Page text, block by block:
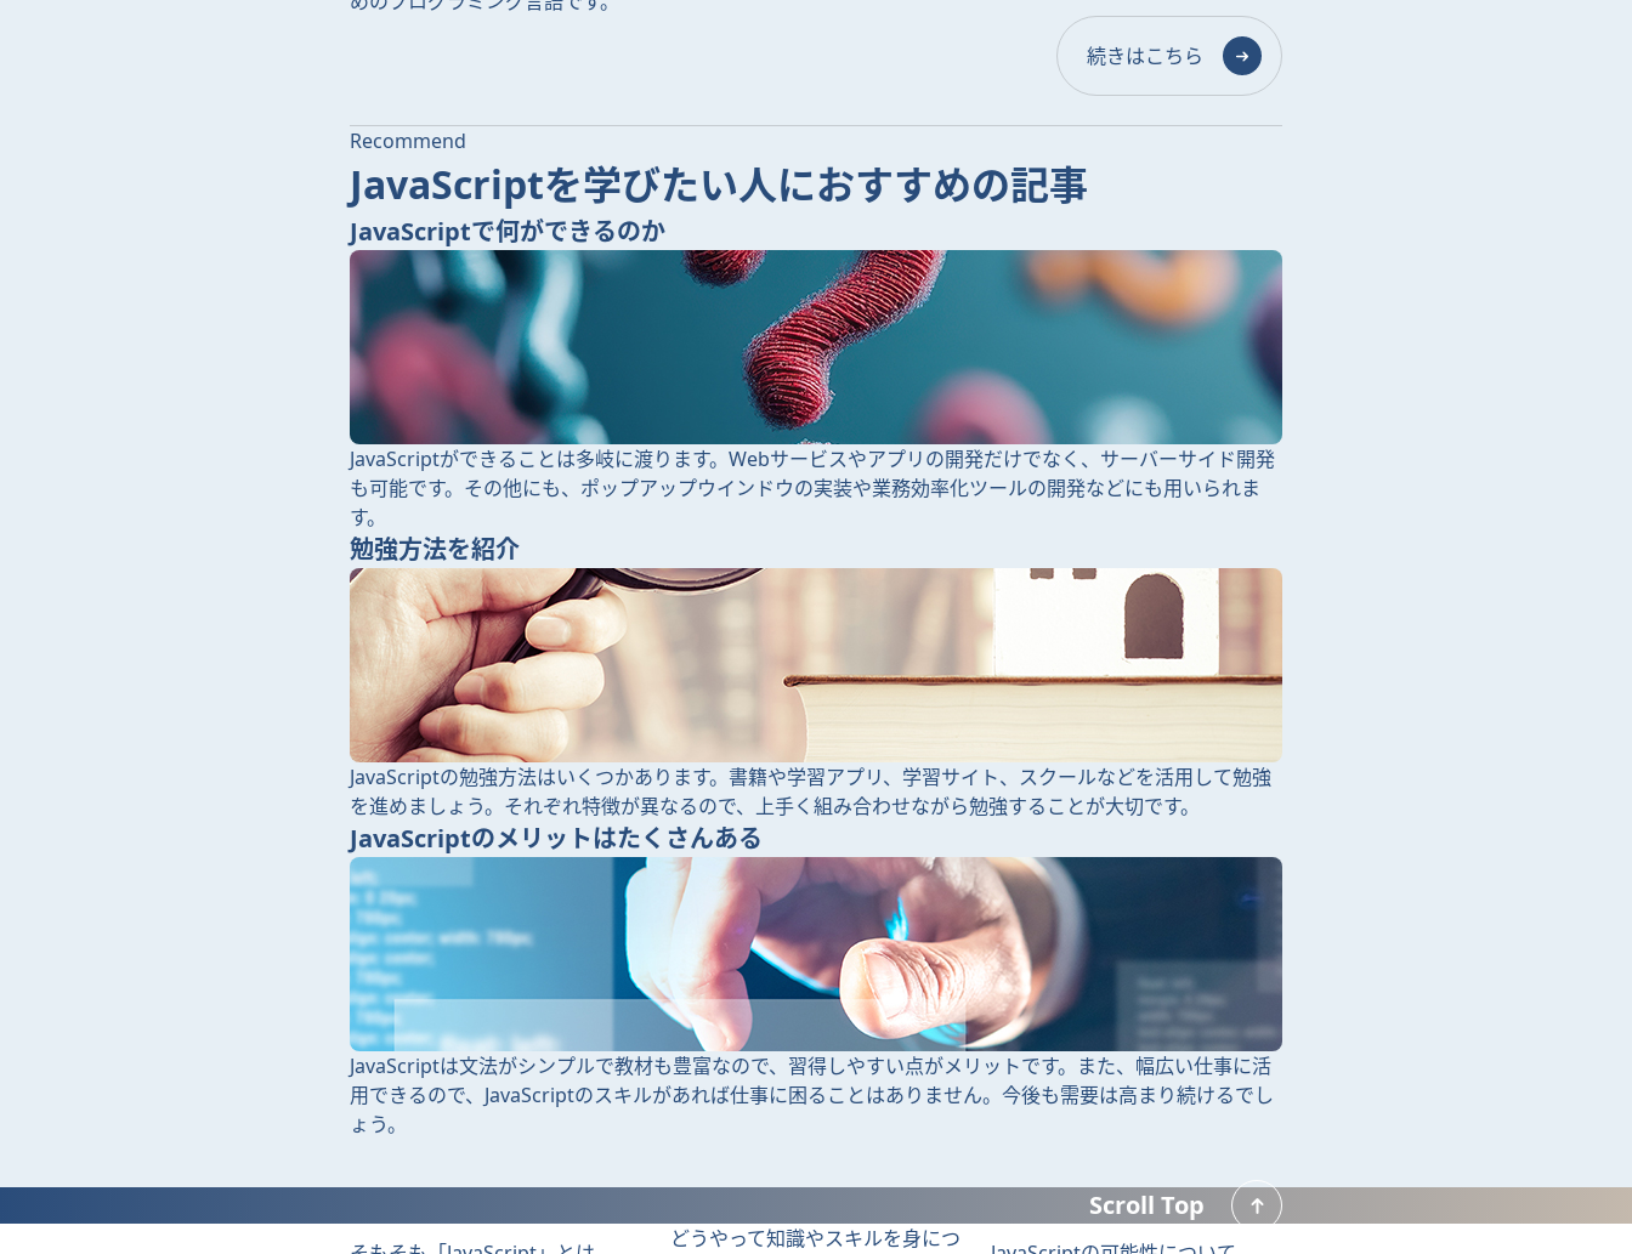
続きはこちら
Recommend
JavaScriptを学びたい人におすすめの記事
JavaScriptで何ができるのか
JavaScriptができることは多岐に渡ります。Webサービスやアプリの開発だけでなく、サーバーサイド開発
も可能です。その他にも、ポップアップウインドウの実装や業務効率化ツールの開発などにも用いられま
す。
勉強方法を紹介
JavaScriptの勉強方法はいくつかあります。書籍や学習アプリ、学習サイト、スクールなどを活用して勉強
を進めましょう。それぞれ特徴が異なるので、上手く組み合わせながら勉強することが大切です。
JavaScriptのメリットはたくさんある
JavaScriptは文法がシンプルで教材も豊富なので、習得しやすい点がメリットです。また、幅広い仕事に活
用できるので、JavaScriptのスキルがあれば仕事に困ることはありません。今後も需要は高まり続けるでし
ょう。
Scroll Top
どうやって知識やスキルを身につ